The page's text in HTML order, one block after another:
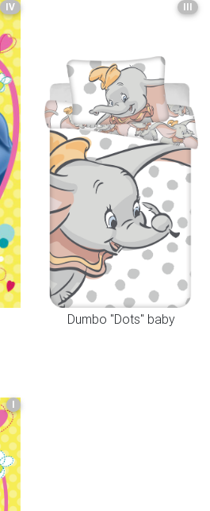
IV III
Dumbo "Dots" baby
I